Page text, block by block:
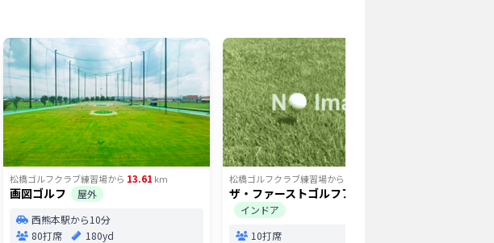
松橋ゴルフクラブ練習場から 13.61 km
画図ゴルフ
屋外
西熊本駅から10分
80打席
180yd
松橋ゴルフクラブ練習場から
ザ・ファーストゴルフアカデミー
インドア
10打席